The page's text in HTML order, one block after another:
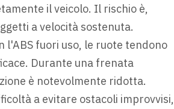
il veicolo. Il rischio è,
a velocità sostenuta.
l'ABS fuori uso, le ruote tendono
Durante una frenata
è notevolmente ridotta.
a evitare ostacoli improvvisi,